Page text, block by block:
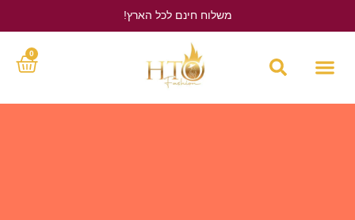
משלוח חינם לכל הארץ!
0